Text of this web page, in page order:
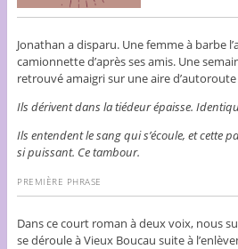
Jonathan a disparu. Une femme à barbe
camionnette d’après ses amis. Une
retrouvé amaigri sur une aire
Ils dérivent dans la tiédeur épaisse.
Ils entendent le sang qui s’écoule, et cette
si puissant. Ce tambour.
PREMIÈRE PHRASE
Dans ce court roman à deux voix, nous
se déroule à Vieux Boucau suite à